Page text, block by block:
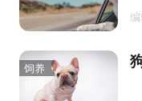
编
饲养
护理